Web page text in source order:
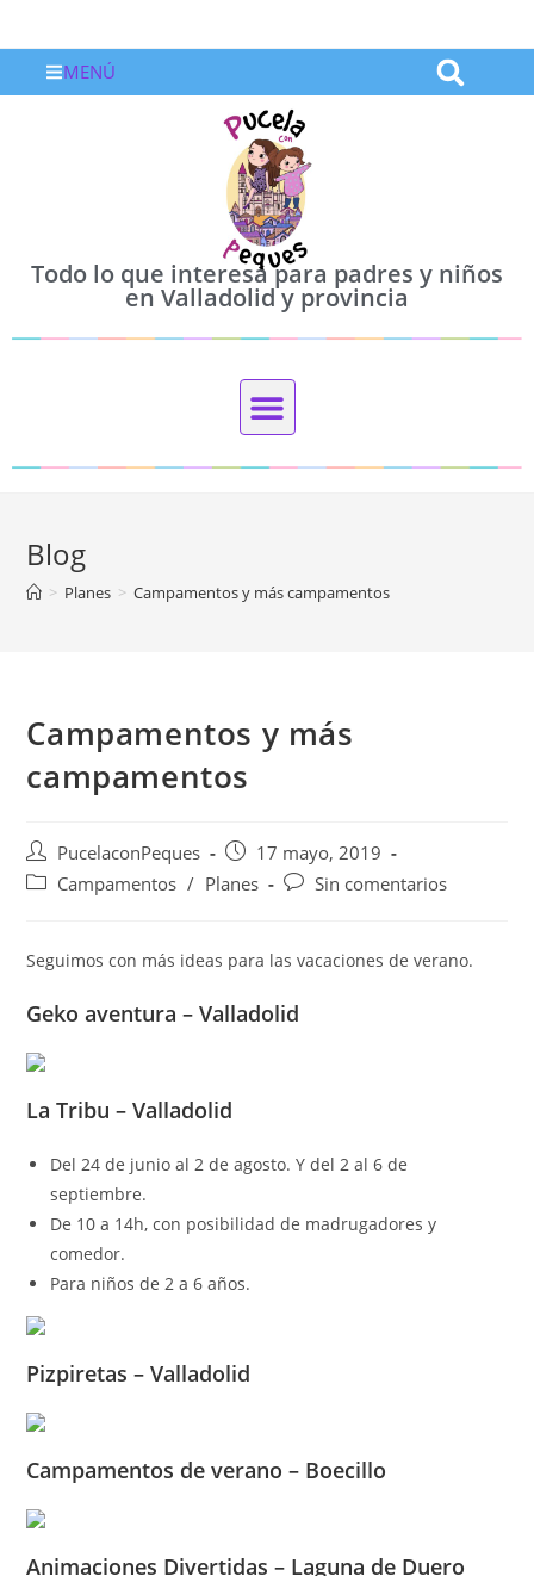
MENÚ
Todo lo que interesa para padres y niños
en Valladolid y provincia
Blog
> Planes > Campamentos y más campamentos
Campamentos y más
campamentos
PucelaconPeques
17 mayo, 2019
Campamentos / Planes Sin comentarios
Seguimos con más ideas para las vacaciones de verano.
Geko aventura – Valladolid
La Tribu – Valladolid
Del 24 de junio al 2 de agosto. Y del 2 al 6 de
septiembre.
De 10 a 14h, con posibilidad de madrugadores y
comedor.
Para niños de 2 a 6 años.
Pizpiretas – Valladolid
Campamentos de verano – Boecillo
Animaciones Divertidas – Laguna de Duero